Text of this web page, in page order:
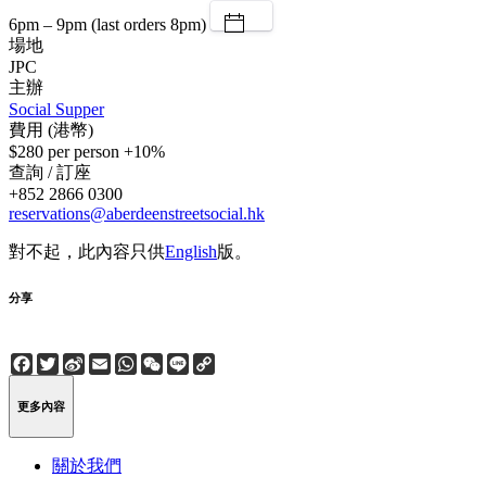
6pm – 9pm (last orders 8pm)
場地
JPC
主辦
Social Supper
費用 (港幣)
$280 per person +10%
查詢 / 訂座
+852 2866 0300
reservations@aberdeenstreetsocial.hk
對不起，此內容只供English版。
分享
Facebook
Twitter
Sina
Weibo
EmailWhatsApp
WeChat
Line
更多內容
關於我們